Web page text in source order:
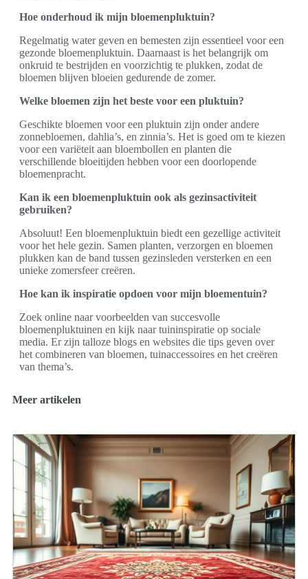
Hoe onderhoud ik mijn bloemenpluktuin?
Regelmatig water geven en bemesten zijn essentieel voor een
gezonde bloemenpluktuin. Daarnaast is het belangrijk om
onkruid te bestrijden en voorzichtig te plukken, zodat de
bloemen blijven bloeien gedurende de zomer.
Welke bloemen zijn het beste voor een pluktuin?
Geschikte bloemen voor een pluktuin zijn onder andere
zonnebloemen, dahlia’s, en zinnia’s. Het is goed om te kiezen
voor een variëteit aan bloembollen en planten die
verschillende bloeitijden hebben voor een doorlopende
bloemenpracht.
Kan ik een bloemenpluktuin ook als gezinsactiviteit
gebruiken?
Absoluut! Een bloemenpluktuin biedt een gezellige activiteit
voor het hele gezin. Samen planten, verzorgen en bloemen
plukken kan de band tussen gezinsleden versterken en een
unieke zomersfeer creëren.
Hoe kan ik inspiratie opdoen voor mijn bloementuin?
Zoek online naar voorbeelden van succesvolle
bloemenpluktuinen en kijk naar tuininspiratie op sociale
media. Er zijn talloze blogs en websites die tips geven over
het combineren van bloemen, tuinaccessoires en het creëren
van thema’s.
Meer artikelen